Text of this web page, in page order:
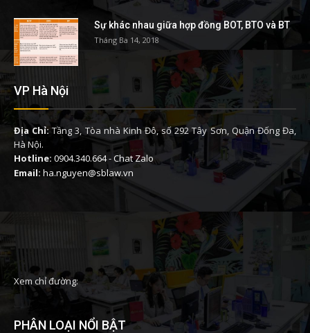
Sự khác nhau giữa hợp đồng BOT, BTO và BT
Tháng Ba 14, 2018
VP Hà Nội
Địa Chỉ: Tầng 3, Tòa nhà Kinh Đô, số 292 Tây Sơn, Quận Đống Đa,
Hà Nội.
Hotline: 0904.340.664-Chat Zalo
Email: ha.nguyen@sblaw.vn
Xem chỉ đường:
PHÂN LOẠI NỔI BẬT